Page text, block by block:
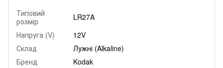
Типовий
розмір
LR27A
Напруга (V)
12V
Склад
Лужні (Alkaline)
Бренд
Kodak